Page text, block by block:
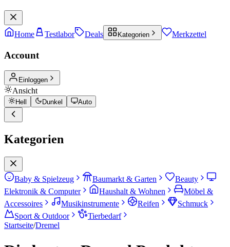
Home Testlabor Deals Kategorien Merkzettel
Account
Einloggen
Ansicht
Hell Dunkel Auto
Kategorien
Baby & Spielzeug Baumarkt & Garten
Beauty
Elektronik & Computer
Haushalt & Wohnen
Möbel &
Accessoires
Musikinstrumente Reifen
Schmuck
Sport & Outdoor
Tierbedarf
Startseite/Dremel